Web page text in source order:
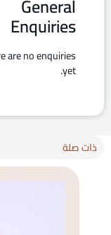
General
Enquiries
are no enquiries
yet.
ذات صلة